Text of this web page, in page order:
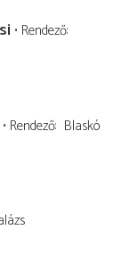
Rendező
Rendező Blaskó